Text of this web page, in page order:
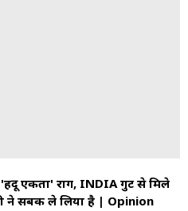
'हिंदू एकता' राग, INDIA गुट से मिले
ने सबक ले लिया है | Opinion